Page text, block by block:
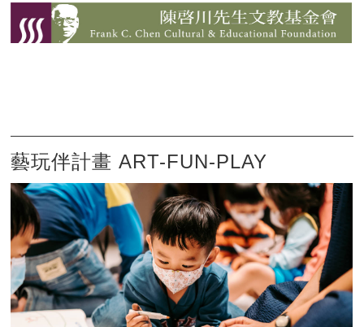
藝玩伴計畫 ART-FUN-PLAY